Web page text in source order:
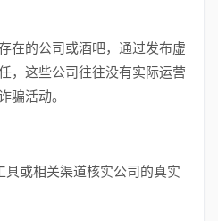
在的公司或酒吧，通过发布虚
，这些公司往往没有实际运营
骗活动。
或相关渠道核实公司的真实